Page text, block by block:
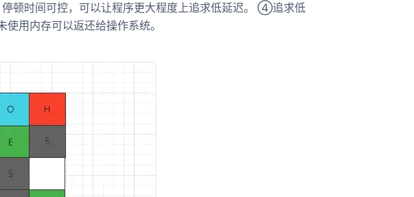
顿时间可控，可以让程序更大程度上追求低延迟。 ④追求低
用内存可以返还给操作系统。